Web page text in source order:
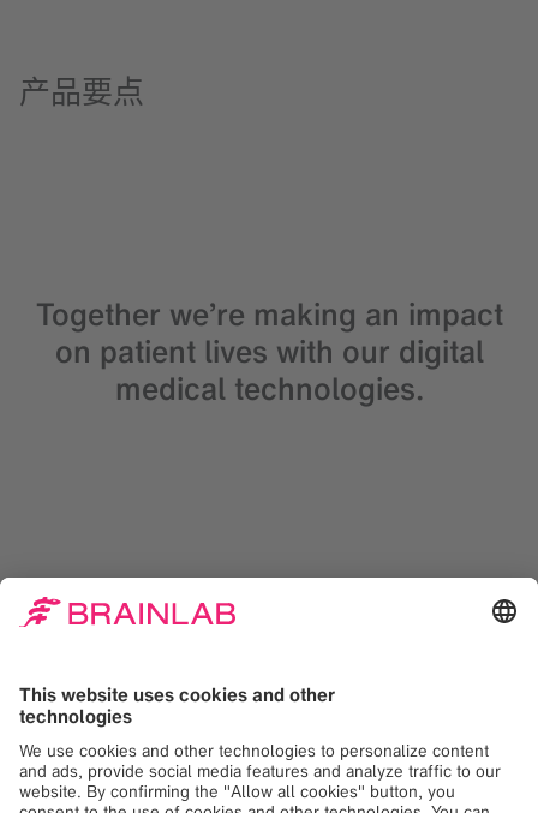
产品要点
Together we’re making an impact
on patient lives with our digital
medical technologies.